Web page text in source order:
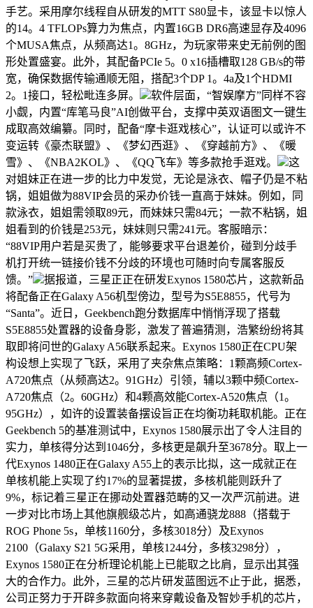
手艺。采用摩尔线程自从研发的MTT S80显卡，该显卡以惊人
的14。4 TFLOPs算力为焦点，内置16GB DR6高速显存及4096
个MUSA焦点，从频高达1。8GHz，为玩家带来史无前例的图
形处置盛宴。此外，其配备PCIe 5。0 x16插槽取128 GB/s的带
宽，确保数据传输通顺无阻，搭配3个DP 1。4a及1个HDMI
2。1接口，轻松毗连多屏。
软件层面，“智娱摩方”同样不容
小觑，内置“库笔马良”AI创做平台，支撑中英双语图文一键生
成取高效编纂。同时，配备“摩卡逛戏核心”，认证可以或许不
变运转《豪杰联盟》、《梦幻西逛》、《穿越前方》、《暖
雪》、《NBA2KOL》、《QQ飞车》等多款抢手逛戏。
这
对姐妹正在进一步的比力中发觉，无论是泳衣、帽子仍是不粘
锅，姐姐做为88VIP会员的采办价钱一直高于妹妹。例如，同
款泳衣，姐姐需领取89元，而妹妹只需84元；一款不粘锅，姐
姐看到的价钱是253元，妹妹则只需241元。客服暗示：
“88VIP用户若是买贵了，能够要求平台退差价，碰到分歧手
机打开统一链接价钱不分歧的环境也可随时向专属客服反
馈。”
据报道，三星正正在研发Exynos 1580芯片，这款新品
将配备正在Galaxy A56机型傍边，型号为S5E8855，代号为
“Santa”。近日，Geekbench跑分数据库中悄悄浮现了搭载
S5E8855处置器的设备身影，激发了普遍猜测，浩繁纷纷将其
取即将问世的Galaxy A56联系起来。Exynos 1580正在CPU架
构设想上实现了飞跃，采用了夹杂焦点策略：1颗高频Cortex-
A720焦点（从频高达2。91GHz）引领，辅以3颗中频Cortex-
A720焦点（2。60GHz）和4颗高效能Cortex-A520焦点（1。
95GHz），如许的设置装备摆设旨正在均衡功耗取机能。正在
Geekbench 5的基准测试中，Exynos 1580展示出了令人注目的
实力，单核得分达到1046分，多核更是飙升至3678分。取上一
代Exynos 1480正在Galaxy A55上的表示比拟，这一成就正在
单核机能上实现了约17%的显著提拔，多核机能则跃升了
9%，标记着三星正在挪动处置器范畴的又一次严沉前进。进
一步对比市场上其他旗舰级芯片，如高通骁龙888（搭载于
ROG Phone 5s，单核1160分，多核3018分）及Exynos
2100（Galaxy S21 5G采用，单核1244分，多核3298分），
Exynos 1580正在分析理论机能上已能取之比肩，显示出其强
大的合作力。此外，三星的芯片研发蓝图远不止于此，据悉，
公司正努力于开辟多款面向将来穿戴设备及智妙手机的芯片，